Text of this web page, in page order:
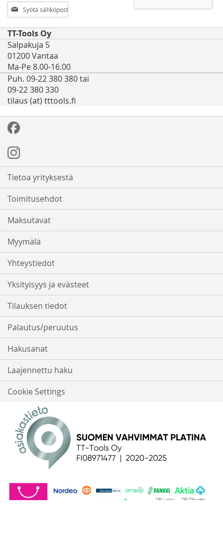
Tilaa
uutiskirjeemme:
TT-Tools Oy
Salpakuja 5
01200 Vantaa
Ma-Pe 8.00-16.00
Puh. 09-22 380 380 tai
09-22 380 330
tilaus (at) tttools.fi
Tietoa yrityksestä
Toimitusehdot
Maksutavat
Myymälä
Yhteystiedot
Yksityisyys ja evästeet
Tilauksen tiedot
Palautus/peruutus
Hakusanat
Laajennettu haku
Cookie Settings